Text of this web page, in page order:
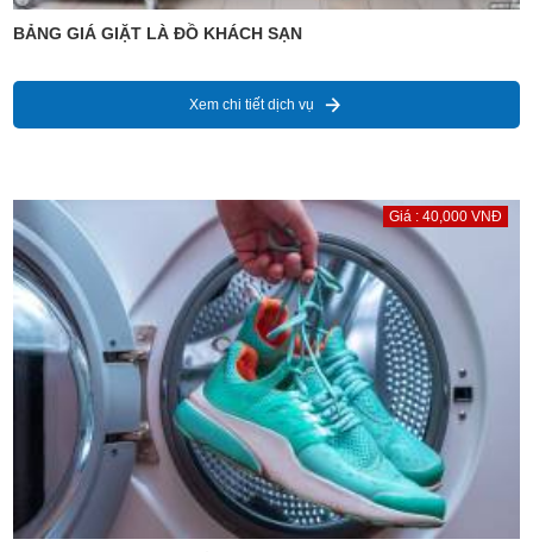
BẢNG GIÁ GIẶT LÀ ĐỒ KHÁCH SẠN
Xem chi tiết dịch vụ
Giá : 40,000 VNĐ